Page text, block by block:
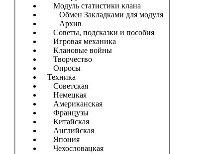
Модуль статистики клана
Обмен Закладками для модуля
Архив
Советы, подсказки и пособия
Игровая механика
Клановые войны
Творчество
Опросы
Техника
Советская
Немецкая
Американская
Французы
Китайская
Английская
Япония
Чехословацкая